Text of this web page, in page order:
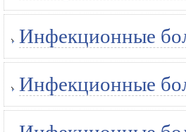
Инфекционные
Инфекционные